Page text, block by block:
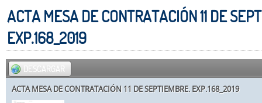
ACTA MESA DE CONTRATACIÓN 11 DE
EXP.168_2019
DESCARGAR
ACTA MESA DE CONTRATACIÓN 11 DE SEPTIEMBRE. EXP.168_2019